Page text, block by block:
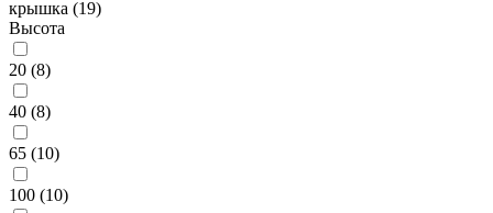
крышка (19)
Высота
20 (8)
40 (8)
65 (10)
100 (10)